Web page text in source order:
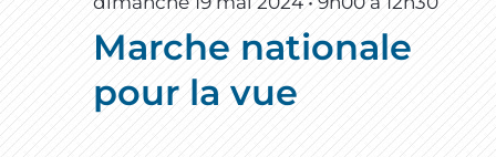
Marche nationale
pour la vue